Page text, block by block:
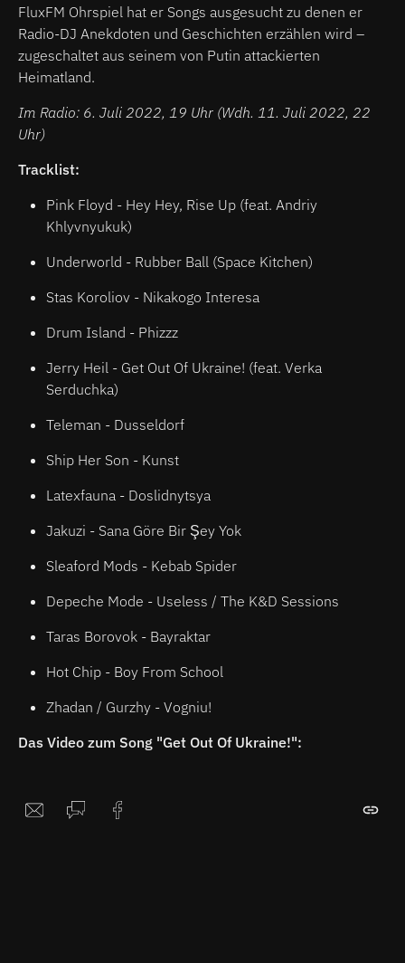
FluxFM Ohrspiel hat er Songs ausgesucht zu denen er
Radio-DJ Anekdoten und Geschichten erzählen wird –
zugeschaltet aus seinem von Putin attackierten
Heimatland.
Im Radio: 6. Juli 2022, 19 Uhr (Wdh. 11. Juli 2022, 22
Uhr)
Tracklist:
Pink Floyd - Hey Hey, Rise Up (feat. Andriy
Khlyvnyukuk)
Underworld - Rubber Ball (Space Kitchen)
Stas Koroliov - Nikakogo Interesa
Drum Island - Phizzz
Jerry Heil - Get Out Of Ukraine! (feat. Verka
Serduchka)
Teleman - Dusseldorf
Ship Her Son - Kunst
Latexfauna - Doslidnytsya
Jakuzi - Sana Göre Bir Şey Yok
Sleaford Mods - Kebab Spider
Depeche Mode - Useless / The K&D Sessions
Taras Borovok - Bayraktar
Hot Chip - Boy From School
Zhadan / Gurzhy - Vogniu!
Das Video zum Song "Get Out Of Ukraine!":